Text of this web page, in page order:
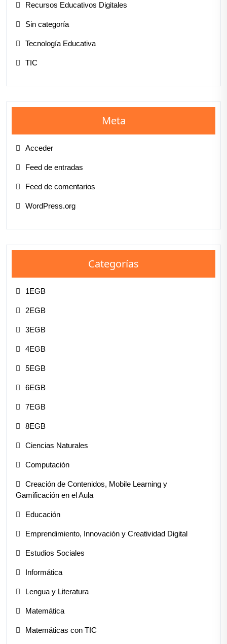
Recursos Educativos Digitales
Sin categoría
Tecnología Educativa
TIC
Meta
Acceder
Feed de entradas
Feed de comentarios
WordPress.org
Categorías
1EGB
2EGB
3EGB
4EGB
5EGB
6EGB
7EGB
8EGB
Ciencias Naturales
Computación
Creación de Contenidos, Mobile Learning y
Gamificación en el Aula
Educación
Emprendimiento, Innovación y Creatividad Digital
Estudios Sociales
Informática
Lengua y Literatura
Matemática
Matemáticas con TIC